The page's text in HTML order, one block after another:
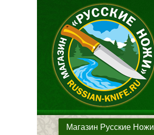
Магазин Русские Ножи